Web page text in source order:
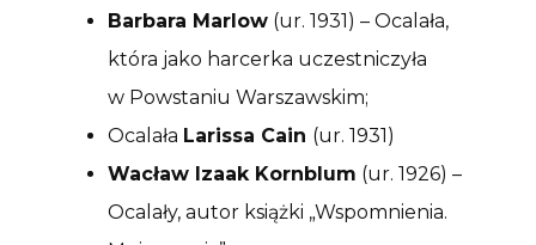
Barbara Marlow (ur. 1931) – Ocalała,
która jako harcerka uczestniczyła
w Powstaniu Warszawskim;
Ocalała Larissa Cain (ur. 1931)
Wacław Izaak Kornblum (ur. 1926) –
Ocalały, autor książki „Wspomnienia.